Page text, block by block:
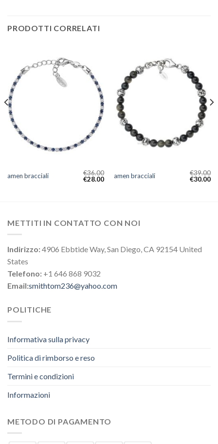
PRODOTTI CORRELATI
amen bracciali €36.00
€28.00 amen bracciali €39.00
€30.00
METTITI IN CONTATTO CON NOI
Indirizzo:4906 Ebbtide Way, San Diego, CA 92154 United
States
Telefono: +1 646 868 9032
Email:smithtom236@yahoo.com
POLITICHE
Informativa sulla privacy
Politica di rimborso e reso
Termini e condizioni
Informazioni
METODO DI PAGAMENTO